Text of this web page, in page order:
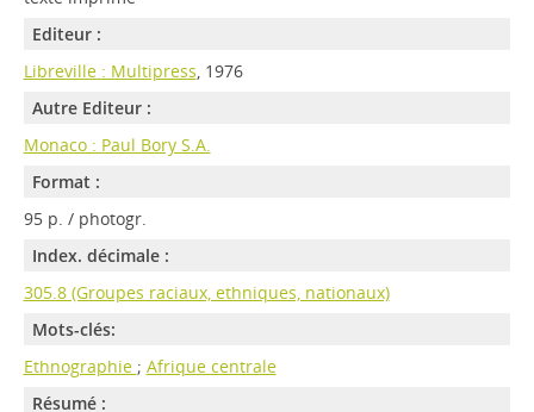
Editeur :
Libreville : Multipress, 1976
Autre Editeur :
Monaco : Paul Bory S.A.
Format :
95 p. / photogr.
Index. décimale :
305.8 (Groupes raciaux, ethniques, nationaux)
Mots-clés:
Ethnographie ; Afrique centrale
Résumé :